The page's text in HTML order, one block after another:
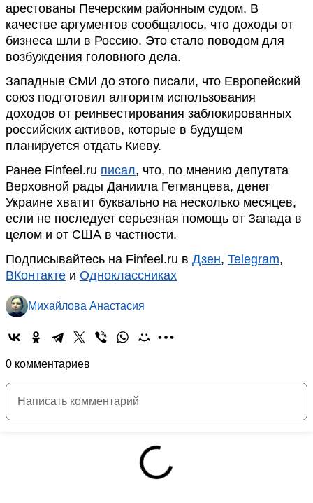
арестованы Печерским районным судом. В
качестве аргументов сообщалось, что доходы от
бизнеса шли в Россию. Это стало поводом для
возбуждения головного дела.
Западные СМИ до этого писали, что Европейский
союз подготовил алгоритм использования
доходов от реинвестирования заблокированных
российских активов, которые в будущем
планируется отдать Киеву.
Ранее Finfeel.ru писал, что, по мнению депутата
Верховной рады Даниила Гетманцева, денег
Украине хватит буквально на несколько месяцев,
если не последует серьезная помощь от Запада в
целом и от США в частности.
Подписывайтесь на Finfeel.ru в Дзен, Telegram,
ВКонтакте и Одноклассниках
Михайлова Анастасия
0 комментариев